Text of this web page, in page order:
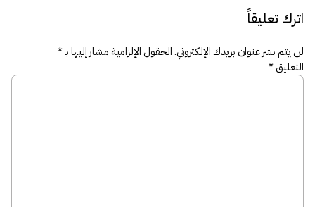
اترك تعليقاً
لن يتم نشر عنوان بريدك الإلكتروني.الحقول الإلزامية مشار إليها بـ*
التعليق*